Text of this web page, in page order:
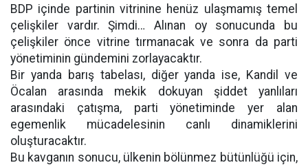
BDP içinde partinin vitrinine henüz ulaşmamış temel
çelişkiler vardır. Şimdi… Alınan oy sonucunda bu
çelişkiler önce vitrine tırmanacak ve sonra da parti
yönetiminin gündemini zorlayacaktır.
Bir yanda barış tabelası, diğer yanda ise, Kandil ve
Öcalan arasında mekik dokuyan şiddet yanlıları
arasındaki çatışma, parti yönetiminde yer alan
egemenlik mücadelesinin canlı dinamiklerini
oluşturacaktır.
Bu kavganın sonucu, ülkenin bölünmez bütünlüğü için,